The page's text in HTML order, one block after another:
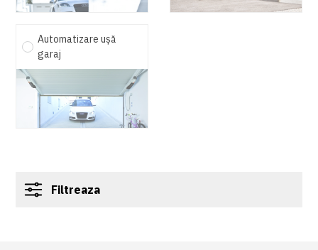
Automatizare ușă
garaj
Filtreaza